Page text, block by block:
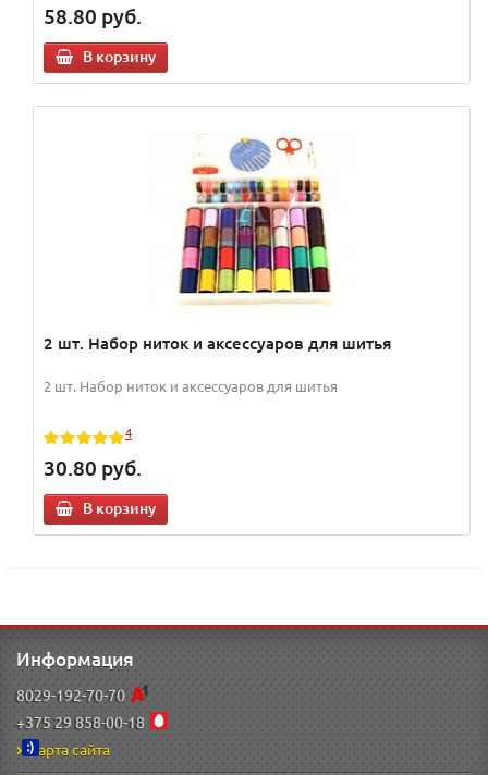
58.80 руб.
В корзину
2 шт. Набор ниток и аксессуаров для шитья
2 шт. Набор ниток и аксессуаров для шитья
4
30.80 руб.
В корзину
Информация
8029-192-70-70
+375 29 858-00-18
Карта сайта